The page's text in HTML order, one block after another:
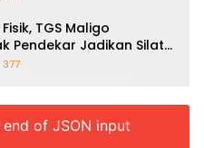
TGS Maligo
Pendekar Jadikan Silat
377
of JSON input